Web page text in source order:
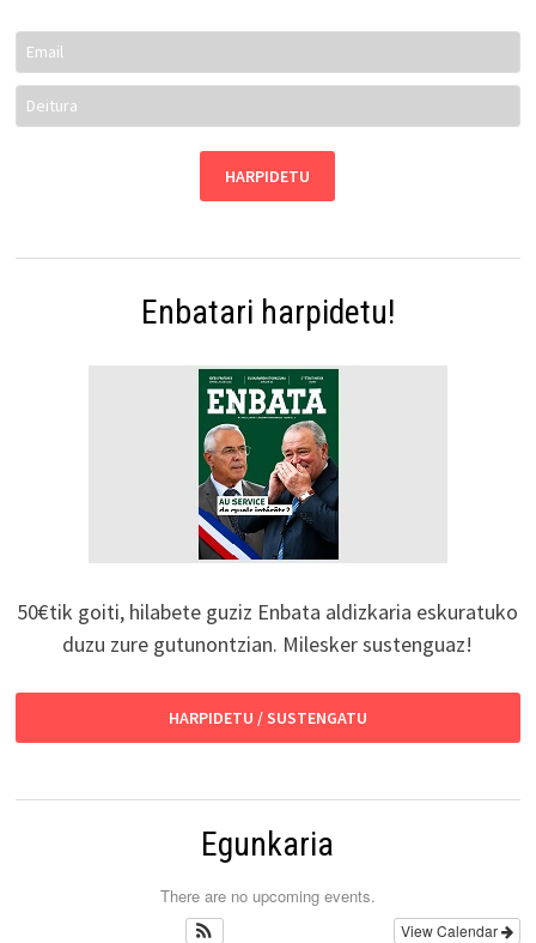
Enbatari harpidetu!
50€tik goiti, hilabete guziz Enbata aldizkaria eskuratuko
duzu zure gutunontzian. Milesker sustenguaz!
HARPIDETU / SUSTENGATU
Egunkaria
There are no upcoming events.
View Calendar